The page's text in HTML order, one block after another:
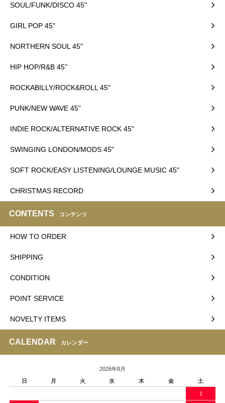
SOUL/FUNK/DISCO 45"
GIRL POP 45"
NORTHERN SOUL 45"
HIP HOP/R&B 45"
ROCKABILLY/ROCK&ROLL 45"
PUNK/NEW WAVE 45"
INDIE ROCK/ALTERNATIVE ROCK 45"
SWINGING LONDON/MODS 45"
SOFT ROCK/EASY LISTENING/LOUNGE MUSIC 45"
CHRISTMAS RECORD
CONTENTS コンテンツ
HOW TO ORDER
SHIPPING
CONDITION
POINT SERVICE
NOVELTY ITEMS
CALENDAR カレンダー
2026年8月
日
月 火 水 木 金 土
1